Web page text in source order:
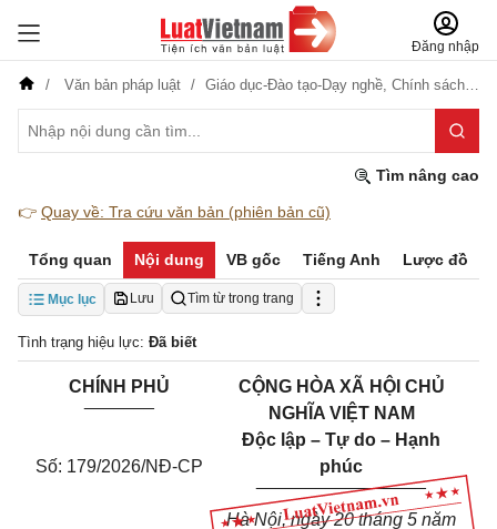
Đăng nhập
Văn bản pháp luật Giáo dục-Đào tạo-Dạy nghề, Chính sách,
Tìm nâng cao
👉 Quay về: Tra cứu văn bản (phiên bản cũ)
Tổng quan Nội dung VB gốc Tiếng Anh Lược đồ
Mục lục Lưu Tìm từ trong trang
Tình trạng hiệu lực: Đã biết
CHÍNH PHỦ
Số: 179/2026/NĐ-CP
CỘNG HÒA XÃ HỘI CHỦ
NGHĨA VIỆT NAM
Độc lập – Tự do – Hạnh
phúc
_________________
Hà Nội, ngày 20 tháng 5 năm